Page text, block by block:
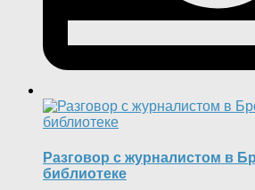
Разговор с журналистом в
библиотеке